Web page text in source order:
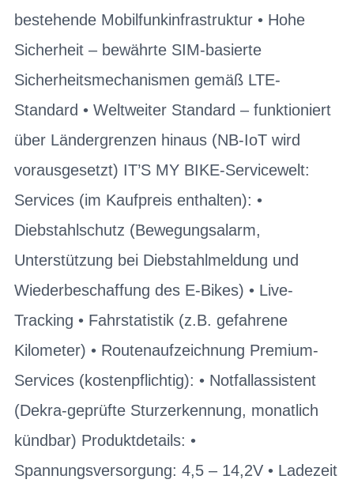
bestehende Mobilfunkinfrastruktur • Hohe
Sicherheit – bewährte SIM-basierte
Sicherheitsmechanismen gemäß LTE-
Standard • Weltweiter Standard – funktioniert
über Ländergrenzen hinaus (NB-IoT wird
vorausgesetzt) IT’S MY BIKE-Servicewelt:
Services (im Kaufpreis enthalten): •
Diebstahlschutz (Bewegungsalarm,
Unterstützung bei Diebstahlmeldung und
Wiederbeschaffung des E-Bikes) • Live-
Tracking • Fahrstatistik (z.B. gefahrene
Kilometer) • Routenaufzeichnung Premium-
Services (kostenpflichtig): • Notfallassistent
(Dekra-geprüfte Sturzerkennung, monatlich
kündbar) Produktdetails: •
Spannungsversorgung: 4,5 – 14,2V • Ladezeit